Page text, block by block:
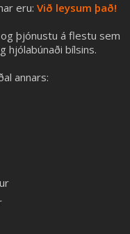
eru: Við leysum það!
þjónustu á flestu sem
hjólabúnaði bílsins.
annars: